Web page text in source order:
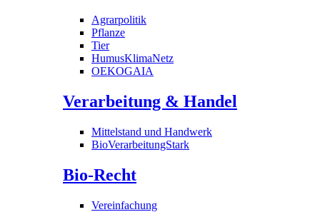
Agrarpolitik
Pflanze
Tier
HumusKlimaNetz
OEKOGAIA
Verarbeitung & Handel
Mittelstand und Handwerk
BioVerarbeitungStark
Bio-Recht
Vereinfachung